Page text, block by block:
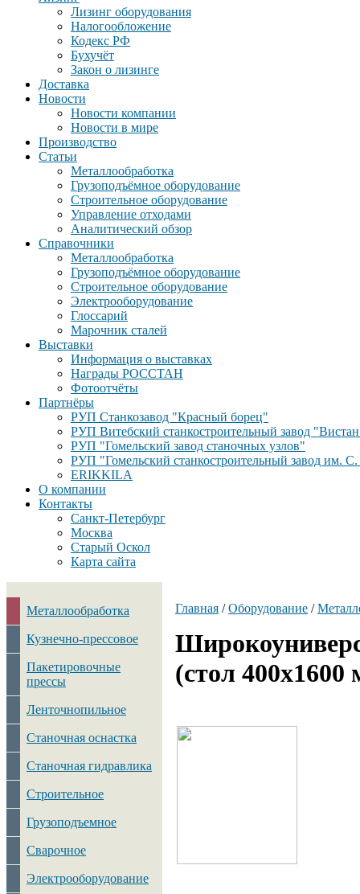
Лизинг оборудования
Налогообложение
Кодекс РФ
Бухучёт
Закон о лизинге
Доставка
Новости
Новости компании
Новости в мире
Производство
Статьи
Металлообработка
Грузоподъёмное оборудование
Строительное оборудование
Управление отходами
Аналитический обзор
Справочники
Металлообработка
Грузоподъёмное оборудование
Строительное оборудование
Электрооборудование
Глоссарий
Марочник сталей
Выставки
Информация о выставках
Награды РОССТАН
Фотоотчёты
Партнёры
РУП Станкозавод "Красный борец"
РУП Витебский станкостроительный завод
РУП "Гомельский завод станочных узлов"
РУП "Гомельский станкостроительный завод им.
ERIKKILA
О компании
Контакты
Санкт-Петербург
Москва
Старый Оскол
Карта сайта
Металлообработка
Кузнечно-прессовое
Пакетировочные
прессы
Ленточнопильное
Станочная оснастка
Станочная гидравлика
Строительное
Грузоподъемное
Сварочное
Электрооборудование
Главная /Оборудование /
(стол 400х1600